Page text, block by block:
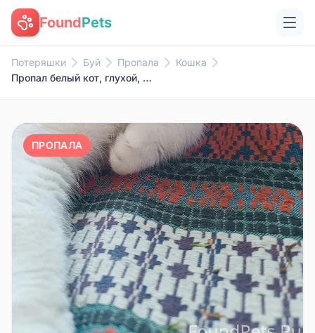
FoundPets
Потеряшки Буй Пропала
Кошка
Пропал белый кот, глухой, район ул. Транспортная
ПРОПАЛА